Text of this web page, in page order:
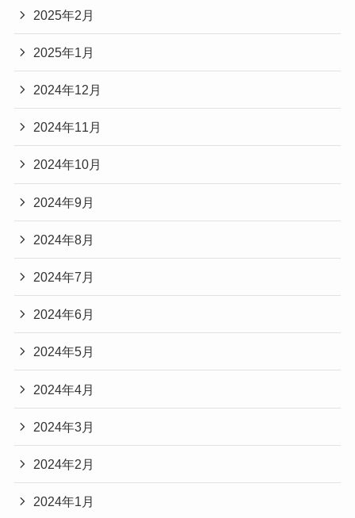
2025年2月
2025年1月
2024年12月
2024年11月
2024年10月
2024年9月
2024年8月
2024年7月
2024年6月
2024年5月
2024年4月
2024年3月
2024年2月
2024年1月